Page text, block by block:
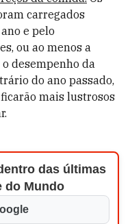
carregados
e pelo
ou ao menos a
desempenho da
do ano passado,
mais lustrosos
das últimas
do Mundo